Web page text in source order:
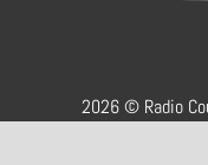
2026 © Radio